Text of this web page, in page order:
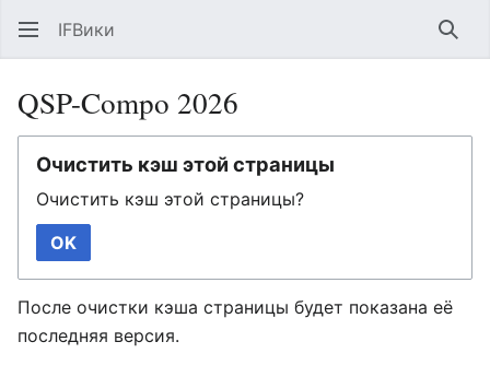
IFВики
QSP-Compo 2026
Очистить кэш этой страницы
Очистить кэш этой страницы?
OK
После очистки кэша страницы будет показана её
последняя версия.